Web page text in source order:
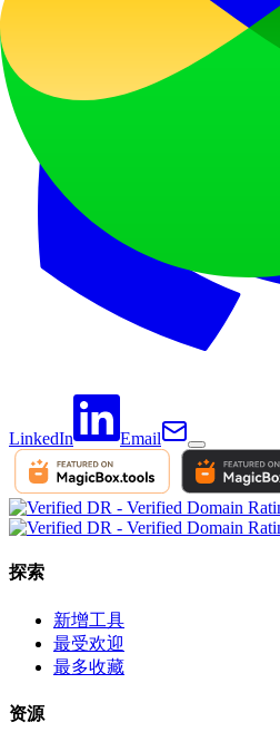
LinkedIn Email
探索
新增工具
最受欢迎
最多收藏
资源